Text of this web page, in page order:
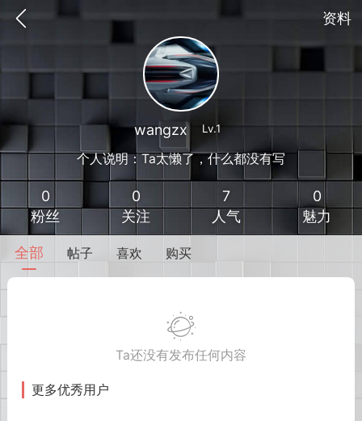
资料
我的钱包 道具 排行榜
攻略教程
wangzx Lv.1
个人说明：Ta太懒了，什么都没有写
0
粉丝
0
关注
7
人气
0
魅力
全部 帖子 喜欢 购买
Ta还没有发布任何内容
更多优秀用户